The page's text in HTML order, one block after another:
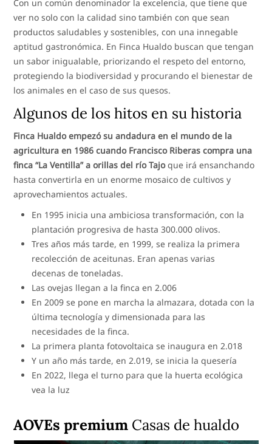
Con un común denominador la excelencia, que tiene que
ver no solo con la calidad sino también con que sean
productos saludables y sostenibles, con una innegable
aptitud gastronómica. En Finca Hualdo buscan que tengan
un sabor inigualable, priorizando el respeto del entorno,
protegiendo la biodiversidad y procurando el bienestar de
los animales en el caso de sus quesos.
Algunos de los hitos en su historia
Finca Hualdo empezó su andadura en el mundo de la
agricultura en 1986 cuando Francisco Riberas compra una
finca “La Ventilla” a orillas del río Tajoque irá ensanchando
hasta convertirla en un enorme mosaico de cultivos y
aprovechamientos actuales.
En 1995 inicia una ambiciosa transformación, con la
plantación progresiva de hasta 300.000 olivos.
Tres años más tarde, en 1999, se realiza la primera
recolección de aceitunas. Eran apenas varias
decenas de toneladas.
Las ovejas llegan a la finca en 2.006
En 2009 se pone en marcha la almazara, dotada con la
última tecnología y dimensionada para las
necesidades de la finca.
La primera planta fotovoltaica se inaugura en 2.018
Y un año más tarde, en 2.019, se inicia la quesería
En 2022, llega el turno para que la huerta ecológica
vea la luz
AOVEs premium Casas de hualdo